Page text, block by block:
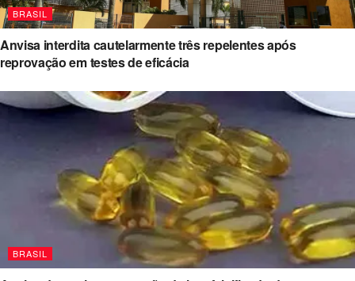
BRASIL
Anvisa interdita cautelarmente três repelentes após
reprovação em testes de eficácia
BRASIL